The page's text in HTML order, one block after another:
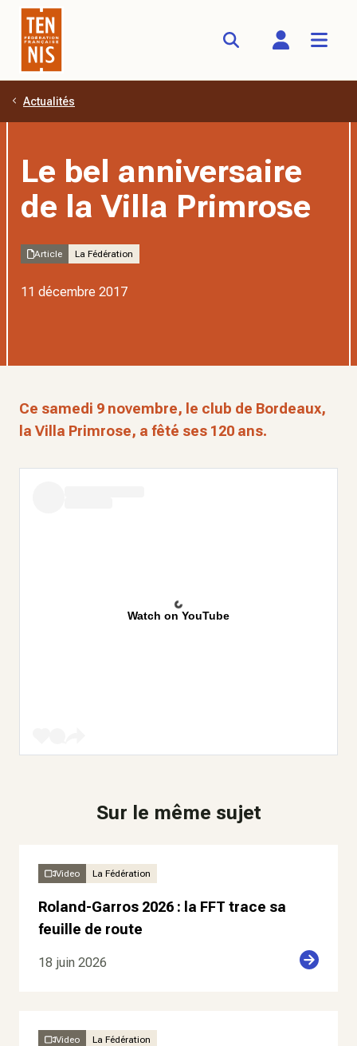
Aller au contenu principal
Actualités
Le bel anniversaire
de la Villa Primrose
Article La Fédération
11 décembre 2017
Ce samedi 9 novembre, le club de Bordeaux,
la Villa Primrose, a fêté ses 120 ans.
Watch on YouTube
Sur le même sujet
Video La Fédération
Roland-Garros 2026 : la FFT trace sa
feuille de route
18 juin 2026
Video La Fédération